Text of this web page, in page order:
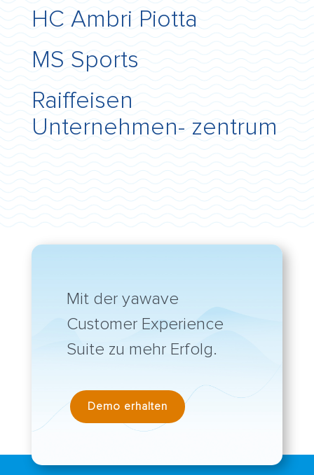
HC Ambri Piotta
MS Sports
Raiffeisen
Unternehmen- zentrum
Mit der yawave
Customer Experience
Suite zu mehr Erfolg.
Demo erhalten